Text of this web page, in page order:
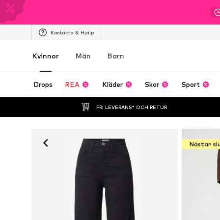
Kontakta & Hjälp
Kvinnor Män Barn
Drops REA Kläder Skor Sport
FRI LEVERANS* OCH RETUR
Nästan